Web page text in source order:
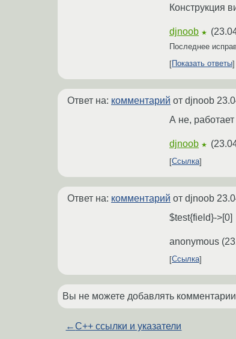
Конструкция
djnoob ★ (
Последнее
Показать ответы
Ответ на: комментарий от djnoob
А не,
djnoob ★ (
Ссылка
Ответ на: комментарий от djnoob
$test{field}->[0]
anonymous (
Ссылка
Вы не можете добавлять
←C++ ссылки и указатели